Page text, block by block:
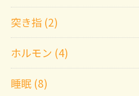
突き指 (2)
ホルモン (4)
睡眠 (8)